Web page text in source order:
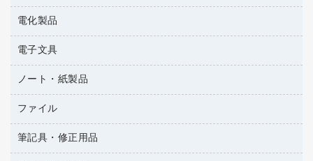
ハンドソープ・石鹸
トイレ用品
トイレ用洗剤
ティッシュペーパー
ラミネートフィルム
ラミネータ
タイムレコーダー
シュレッダ
ＯＨＰ用品
テレビ・ＡＶ機器
電球・蛍光灯
乾電池・充電池
フィルム・カメラ用品
デスクライト
アルバム
懐中電灯・ライト
電化製品
掃除機・クリーナー
空調・季節家電
その他電化製品
キッチン・調理家電
ＯＡタップ／延長コード
電子文具
電卓
ラベルテープ
その他電子文具
ノート・紙製品
封筒
粘着メモ
伝票
ファイル
名刺整理用品
筆記具・修正用品